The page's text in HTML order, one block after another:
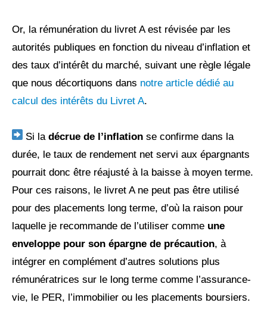
Or, la rémunération du livret A est révisée par les
autorités publiques en fonction du niveau d’inflation et
des taux d’intérêt du marché, suivant une règle légale
que nous décortiquons dans notre article dédié au
calcul des intérêts du Livret A.
Si la décrue de l’inflation se confirme dans la
durée, le taux de rendement net servi aux épargnants
pourrait donc être réajusté à la baisse à moyen terme.
Pour ces raisons, le livret A ne peut pas être utilisé
pour des placements long terme, d’où la raison pour
laquelle je recommande de l’utiliser comme une
enveloppe pour son épargne de précaution, à
intégrer en complément d’autres solutions plus
rémunératrices sur le long terme comme l’assurance-
vie, le PER, l’immobilier ou les placements boursiers.